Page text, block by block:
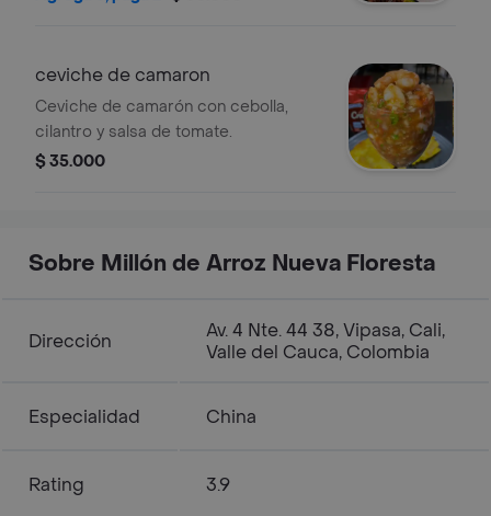
ceviche de camaron
Ceviche de camarón con cebolla,
cilantro y salsa de tomate.
$ 35.000
Sobre Millón de Arroz Nueva Floresta
Dirección
Av. 4 Nte. 44 38, Vipasa, Cali,
Valle del Cauca, Colombia
Especialidad China
Rating 3.9